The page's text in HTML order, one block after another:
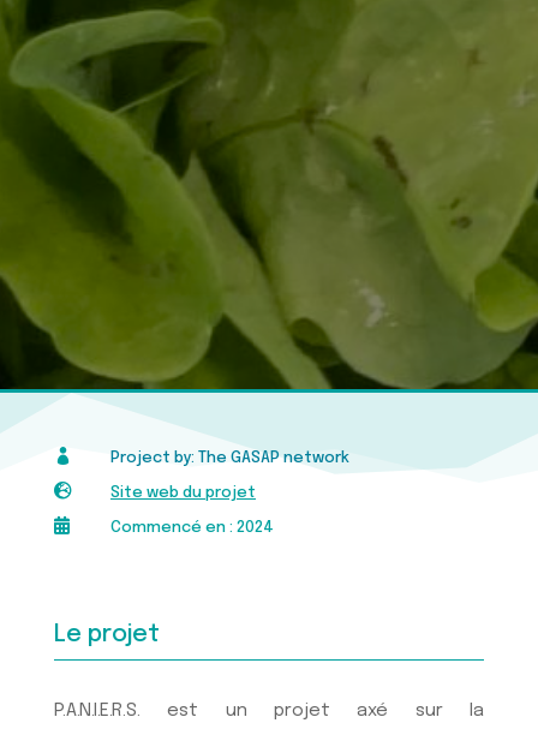
 Project by: The GASAP network
 Site web du projet
 Commencé en : 2024
Le projet
P.A.N.I.E.R.S. est un projet axé sur la